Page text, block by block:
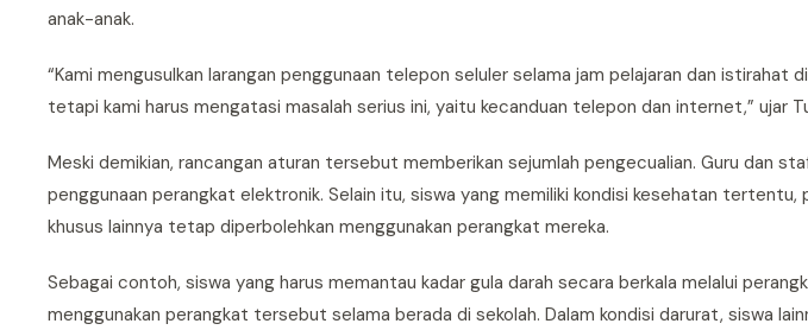
anak-anak.
“Kami mengusulkan larangan penggunaan telepon seluler selama jam pelajaran dan istirahat
tetapi kami harus mengatasi masalah serius ini, yaitu kecanduan telepon dan internet,” ujar
Meski demikian, rancangan aturan tersebut memberikan sejumlah pengecualian. Guru dan
penggunaan perangkat elektronik. Selain itu, siswa yang memiliki kondisi kesehatan tertentu,
khusus lainnya tetap diperbolehkan menggunakan perangkat mereka.
Sebagai contoh, siswa yang harus memantau kadar gula darah secara berkala melalui
menggunakan perangkat tersebut selama berada di sekolah. Dalam kondisi darurat, siswa